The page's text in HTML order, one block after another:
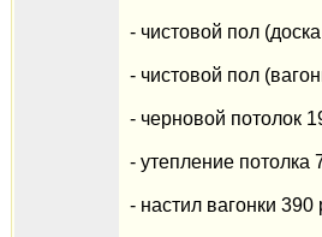
- чистовой пол
- чистовой пол
- черновой потолок
- утепление потолка
- настил вагонки 390